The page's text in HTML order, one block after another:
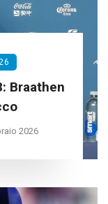
Braathen
2026